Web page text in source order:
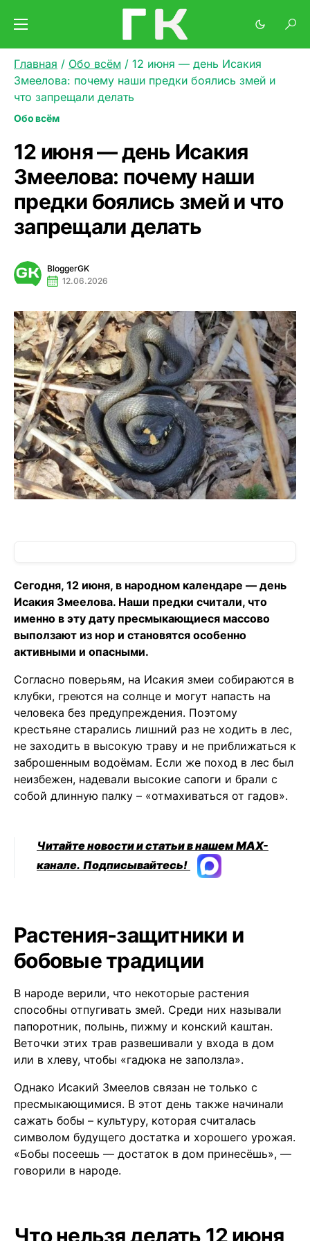
Главная / Обо всём / 12 июня — день Исакия
Змеелова: почему наши предки боялись змей и
что запрещали делать
Обо всём
12 июня — день Исакия
Змеелова: почему наши
предки боялись змей и что
запрещали делать
BloggerGK
12.06.2026
Сегодня, 12 июня, в народном календаре — день
Исакия Змеелова. Наши предки считали, что
именно в эту дату пресмыкающиеся массово
выползают из нор и становятся особенно
активными и опасными.
Согласно поверьям, на Исакия змеи собираются в
клубки, греются на солнце и могут напасть на
человека без предупреждения. Поэтому
крестьяне старались лишний раз не ходить в лес,
не заходить в высокую траву и не приближаться к
заброшенным водоёмам. Если же поход в лес был
неизбежен, надевали высокие сапоги и брали с
собой длинную палку – «отмахиваться от гадов».
Читайте новости и статьи в нашем MAX-
канале. Подписывайтесь!
Растения-защитники и
бобовые традиции
В народе верили, что некоторые растения
способны отпугивать змей. Среди них называли
папоротник, полынь, пижму и конский каштан.
Веточки этих трав развешивали у входа в дом
или в хлеву, чтобы «гадюка не заползла».
Однако Исакий Змеелов связан не только с
пресмыкающимися. В этот день также начинали
сажать бобы – культуру, которая считалась
символом будущего достатка и хорошего урожая.
«Бобы посеешь — достаток в дом принесёшь», —
говорили в народе.
Что нельзя делать 12 июня